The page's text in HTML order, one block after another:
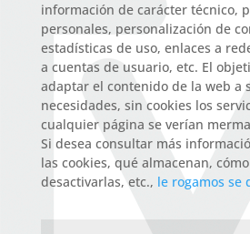
información de carácter técnico,
personales, personalización de
estadísticas de uso, enlaces a
a cuentas de usuario, etc. El
adaptar el contenido de la web a
necesidades, sin cookies los
cualquier página se verían
Si desea consultar más
las cookies, qué almacenan,
desactivarlas, etc., le rogamos se